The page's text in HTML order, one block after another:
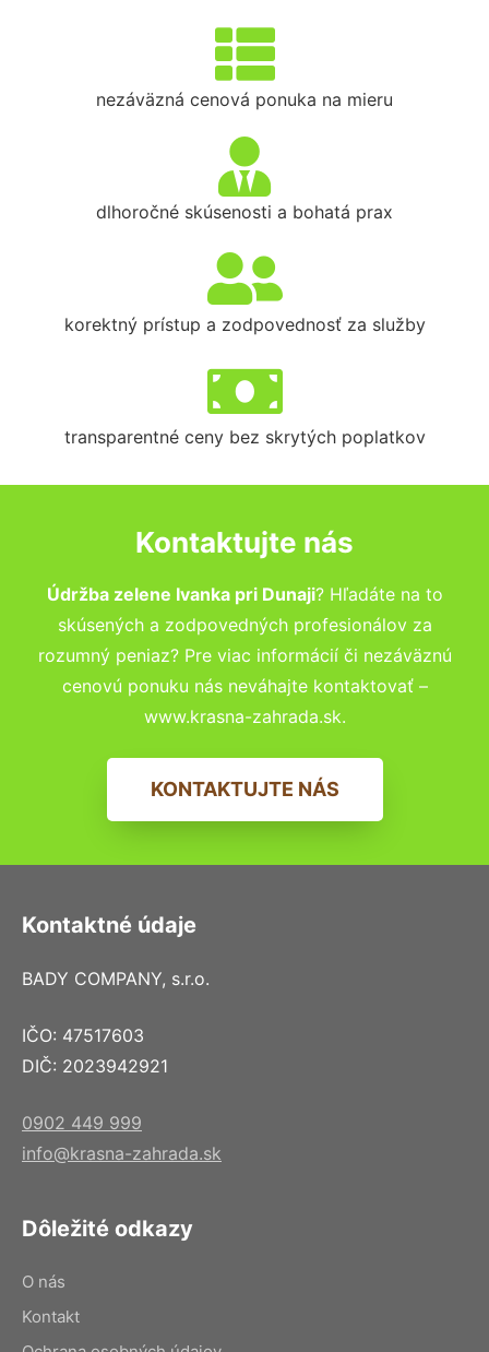
nezáväzná cenová ponuka na mieru
dlhoročné skúsenosti a bohatá prax
korektný prístup a zodpovednosť za služby
transparentné ceny bez skrytých poplatkov
Kontaktujte nás
Údržba zelene Ivanka pri Dunaji? Hľadáte na to
skúsených a zodpovedných profesionálov za
rozumný peniaz? Pre viac informácií či nezáväznú
cenovú ponuku nás neváhajte kontaktovať –
www.krasna-zahrada.sk.
KONTAKTUJTE NÁS
Kontaktné údaje
BADY COMPANY, s.r.o.
IČO: 47517603
DIČ: 2023942921
0902 449 999
info@krasna-zahrada.sk
Dôležité odkazy
O nás
Kontakt